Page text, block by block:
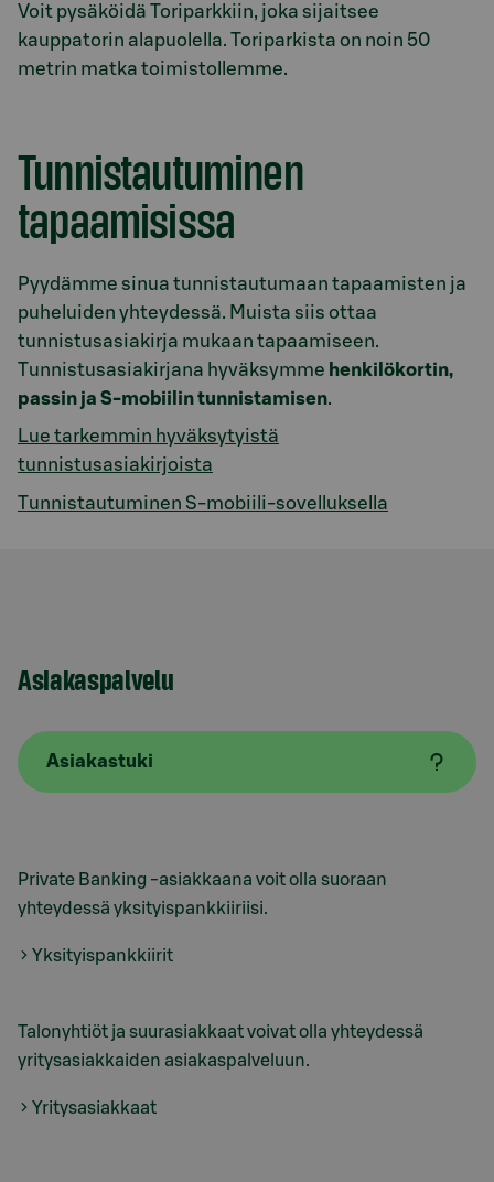
Voit pysäköidä Toriparkkiin, joka sijaitsee
kauppatorin alapuolella. Toriparkista on noin 50
metrin matka toimistollemme.
Tunnistautuminen
tapaamisissa
Pyydämme sinua tunnistautumaan tapaamisten ja
puheluiden yhteydessä. Muista siis ottaa
tunnistusasiakirja mukaan tapaamiseen.
Tunnistusasiakirjana hyväksymme henkilökortin,
passin ja S-mobiilin tunnistamisen.
Lue tarkemmin hyväksytyistä
tunnistusasiakirjoista
Tunnistautuminen S-mobiili-sovelluksella
Asiakaspalvelu
Asiakastuki
Private Banking -asiakkaana voit olla suoraan
yhteydessä yksityispankkiiriisi.
Yksityispankkiirit
Talonyhtiöt ja suurasiakkaat voivat olla yhteydessä
yritysasiakkaiden asiakaspalveluun.
Yritysasiakkaat